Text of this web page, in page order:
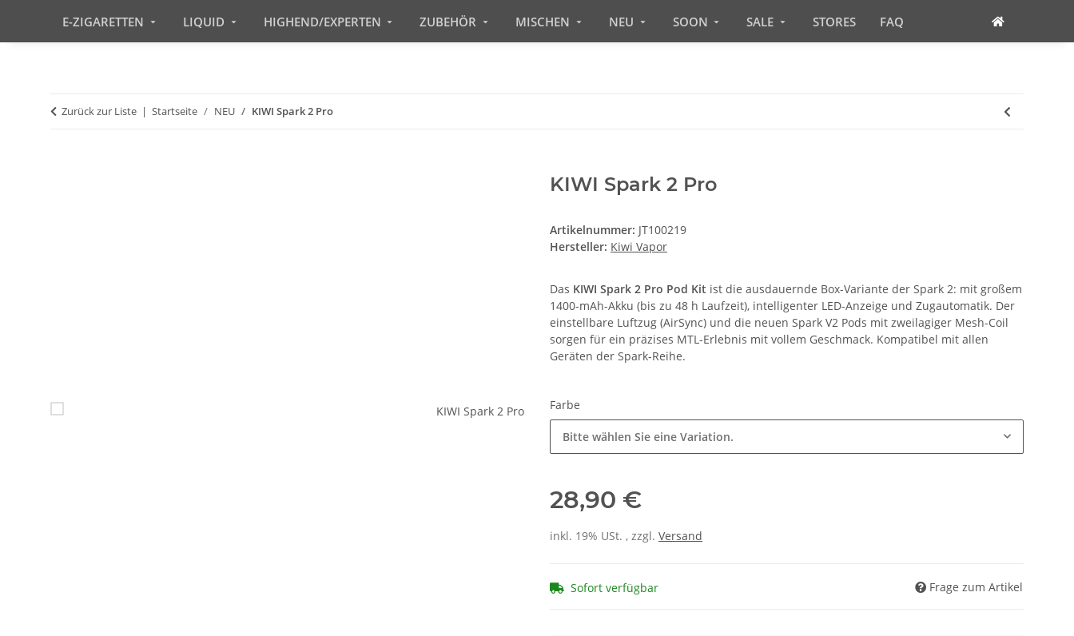
E-ZIGARETTEN LIQUID HIGHEND/EXPERTEN ZUBEHÖR MISCHEN NEU SOON SALE STORES FAQ
Zurück zur Liste Startseite NEU KIWI Spark 2 Pro
KIWI Spark 2 Pro
Artikelnummer: JT100219
Hersteller: Kiwi Vapor
Das KIWI Spark 2 Pro Pod Kit ist die ausdauernde Box-Variante der Spark 2: mit großem
1400-mAh-Akku (bis zu 48 h Laufzeit), intelligenter LED-Anzeige und Zugautomatik. Der
einstellbare Luftzug (AirSync) und die neuen Spark V2 Pods mit zweilagiger Mesh-Coil
sorgen für ein präzises MTL-Erlebnis mit vollem Geschmack. Kompatibel mit allen
Geräten der Spark-Reihe.
Farbe
Bitte wählen Sie eine Variation.
28,90 €
inkl. 19% USt. , zzgl. Versand
Sofort verfügbar Frage zum Artikel